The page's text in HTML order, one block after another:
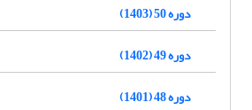
دوره 50 (1403)
دوره 49 (1402)
دوره 48 (1401)